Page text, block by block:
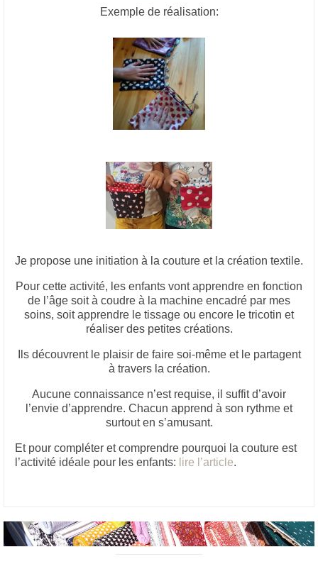
Exemple de réalisation:
Je propose une initiation à la couture et la création textile.
Pour cette activité, les enfants vont apprendre en fonction
de l’âge soit à coudre à la machine encadré par mes
soins, soit apprendre le tissage ou encore le tricotin et
réaliser des petites créations.
Ils découvrent le plaisir de faire soi-même et le partagent
à travers la création.
Aucune connaissance n’est requise, il suffit d’avoir
l’envie d’apprendre. Chacun apprend à son rythme et
surtout en s’amusant.
Et pour compléter et comprendre pourquoi la couture est
l’activité idéale pour les enfants: lire l’article.